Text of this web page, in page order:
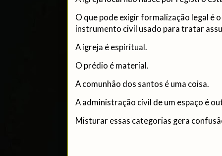
O que pode exigir formalização legal é
instrumento civil usado para tratar
A igreja é espiritual.
O prédio é material.
A comunhão dos santos é uma coisa.
A administração civil de um espaço é
Misturar essas categorias gera